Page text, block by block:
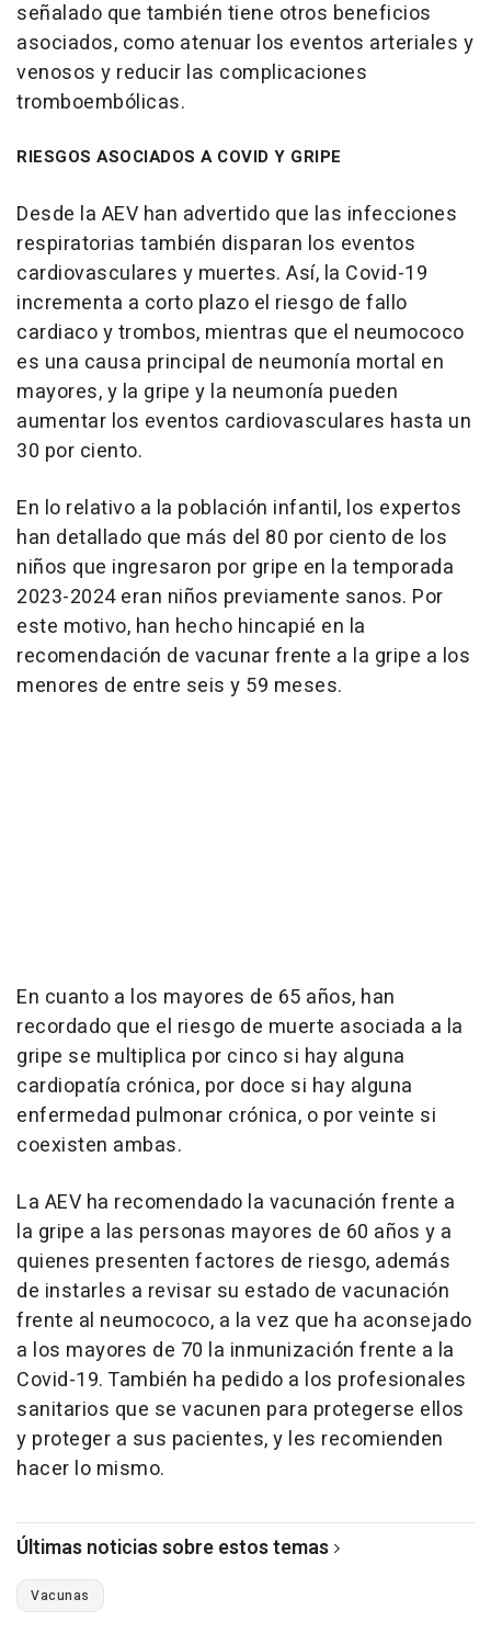
señalado que también tiene otros beneficios
asociados, como atenuar los eventos arteriales y
venosos y reducir las complicaciones
tromboembólicas.
RIESGOS ASOCIADOS A COVID Y GRIPE
Desde la AEV han advertido que las infecciones
respiratorias también disparan los eventos
cardiovasculares y muertes. Así, la Covid-19
incrementa a corto plazo el riesgo de fallo
cardiaco y trombos, mientras que el neumococo
es una causa principal de neumonía mortal en
mayores, y la gripe y la neumonía pueden
aumentar los eventos cardiovasculares hasta un
30 por ciento.
En lo relativo a la población infantil, los expertos
han detallado que más del 80 por ciento de los
niños que ingresaron por gripe en la temporada
2023-2024 eran niños previamente sanos. Por
este motivo, han hecho hincapié en la
recomendación de vacunar frente a la gripe a los
menores de entre seis y 59 meses.
En cuanto a los mayores de 65 años, han
recordado que el riesgo de muerte asociada a la
gripe se multiplica por cinco si hay alguna
cardiopatía crónica, por doce si hay alguna
enfermedad pulmonar crónica, o por veinte si
coexisten ambas.
La AEV ha recomendado la vacunación frente a
la gripe a las personas mayores de 60 años y a
quienes presenten factores de riesgo, además
de instarles a revisar su estado de vacunación
frente al neumococo, a la vez que ha aconsejado
a los mayores de 70 la inmunización frente a la
Covid-19. También ha pedido a los profesionales
sanitarios que se vacunen para protegerse ellos
y proteger a sus pacientes, y les recomienden
hacer lo mismo.
Últimas noticias sobre estos temas
Vacunas